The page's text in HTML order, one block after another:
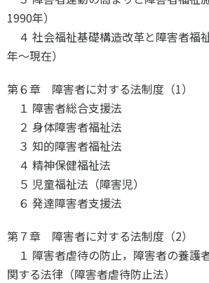
1990年）
４ 社会福祉基礎構造改革と障害者福
年～現在）
第６章 障害者に対する法制度（1）
１ 障害者総合支援法
２ 身体障害者福祉法
３ 知的障害者福祉法
４ 精神保健福祉法
５ 児童福祉法（障害児）
６ 発達障害者支援法
第７章 障害者に対する法制度（2）
１ 障害者虐待の防止，障害者の養護
関する法律（障害者虐待防止法）